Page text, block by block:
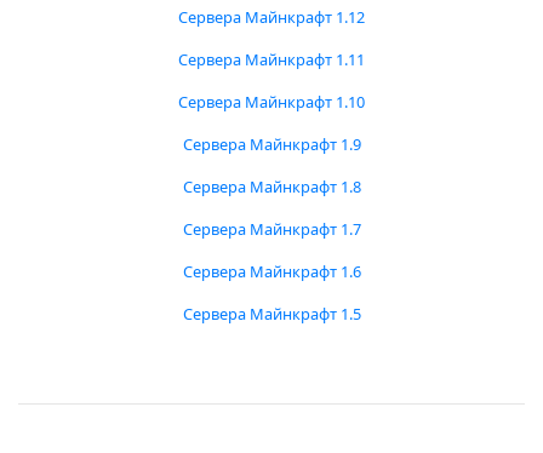
Сервера Майнкрафт 1.12
Сервера Майнкрафт 1.11
Сервера Майнкрафт 1.10
Сервера Майнкрафт 1.9
Сервера Майнкрафт 1.8
Сервера Майнкрафт 1.7
Сервера Майнкрафт 1.6
Сервера Майнкрафт 1.5